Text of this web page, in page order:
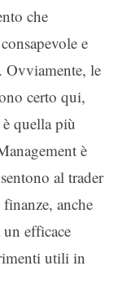
che
e
Ovviamente, le
certo qui,
quella più
è
al trader
anche
efficace
utili in